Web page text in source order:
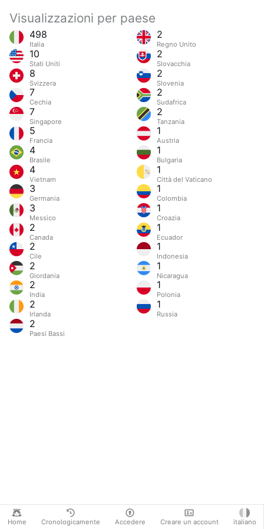
Home Cronologicamente Accedere Creare un account italiano
Visualizzazioni per paese
498
Italia
10
Stati Uniti
8
Svizzera
7
Cechia
7
Singapore
5
Francia
4
Brasile
4
Vietnam
3
Germania
3
Messico
2
Canada
2
Cile
2
Giordania
2
India
2
Irlanda
2
Paesi Bassi
2
Regno Unito
2
Slovacchia
2
Slovenia
2
Sudafrica
2
Tanzania
1
Austria
1
Bulgaria
1
Città del Vaticano
1
Colombia
1
Croazia
1
Ecuador
1
Indonesia
1
Nicaragua
1
Polonia
1
Russia